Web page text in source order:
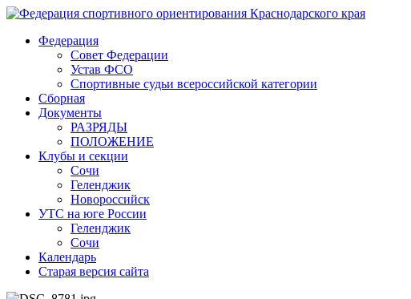
Федерация
Совет Федерации
Устав ФСО
Спортивные судьи всероссийской категории
Сборная
Документы
РАЗРЯДЫ
ПОЛОЖЕНИЕ
Клубы и секции
Сочи
Геленджик
Новороссийск
УТС на юге России
Геленджик
Сочи
Календарь
Старая версия сайта